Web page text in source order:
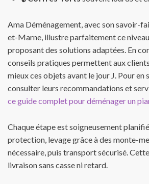
Ama Déménagement, avec son savoir-
et-Marne, illustre parfaitement ce niveau
proposant des solutions adaptées. En
conseils pratiques permettent aux
mieux ces objets avant le jour J. Pour en
consulter leurs recommandations et
ce guide complet pour déménager un
Chaque étape est soigneusement
protection, levage grâce à des monte-
nécessaire, puis transport sécurisé.
livraison sans casse ni retard.